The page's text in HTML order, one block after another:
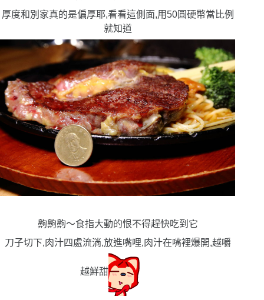
厚度和別家真的是偏厚耶,看看這側面,用50圓硬幣當比例
就知道
齁齁齁〜食指大動的恨不得趕快吃到它
刀子切下,肉汁四處流淌,放進嘴哩,肉汁在嘴裡爆開,越嚼
越鮮甜